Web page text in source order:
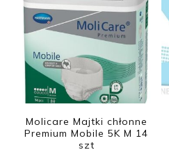
Molicare Majtki chłonne
Premium Mobile 5K M 14
szt